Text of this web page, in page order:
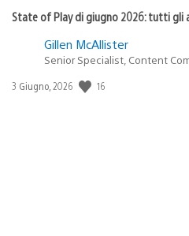
State of Play di giugno 2026: tutti gli
Gillen McAllister
Senior Specialist, Content
Data
3 Giugno, 2026 16